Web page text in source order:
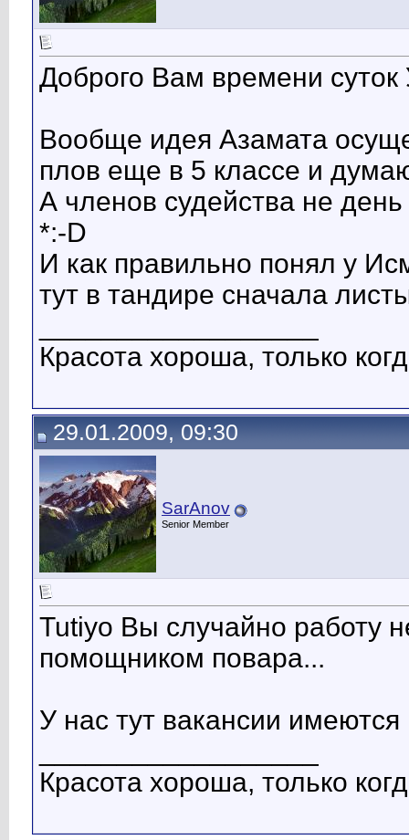
Доброго Вам времени
Вообще идея Азамата
плов еще в 5 классе и
А членов судейства не
*:-D
И как правильно понял у
тут в тандире сначала
Красота хороша, только
29.01.2009, 09:30
SarAnov
Senior Member
Tutiyo Вы случайно работу
помощником повара...
У нас тут вакансии имеются
Красота хороша, только